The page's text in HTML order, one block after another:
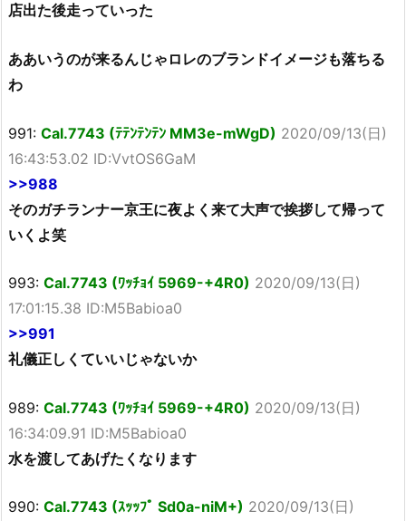
店出た後走っていった
ああいうのが来るんじゃロレのブランドイメージも落ちる
わ
991: Cal.7743 (ﾃﾃﾝﾃﾝﾃﾝ MM3e-mWgD) 2020/09/13(日)
16:43:53.02 ID:VvtOS6GaM
>>988
そのガチランナー京王に夜よく来て大声で挨拶して帰って
いくよ笑
993: Cal.7743 (ﾜｯﾁｮｲ 5969-+4R0) 2020/09/13(日)
17:01:15.38 ID:M5Babioa0
>>991
礼儀正しくていいじゃないか
989: Cal.7743 (ﾜｯﾁｮｲ 5969-+4R0) 2020/09/13(日)
16:34:09.91 ID:M5Babioa0
水を渡してあげたくなります
990: Cal.7743 (ｽｯｯﾌﾟ Sd0a-niM+) 2020/09/13(日)